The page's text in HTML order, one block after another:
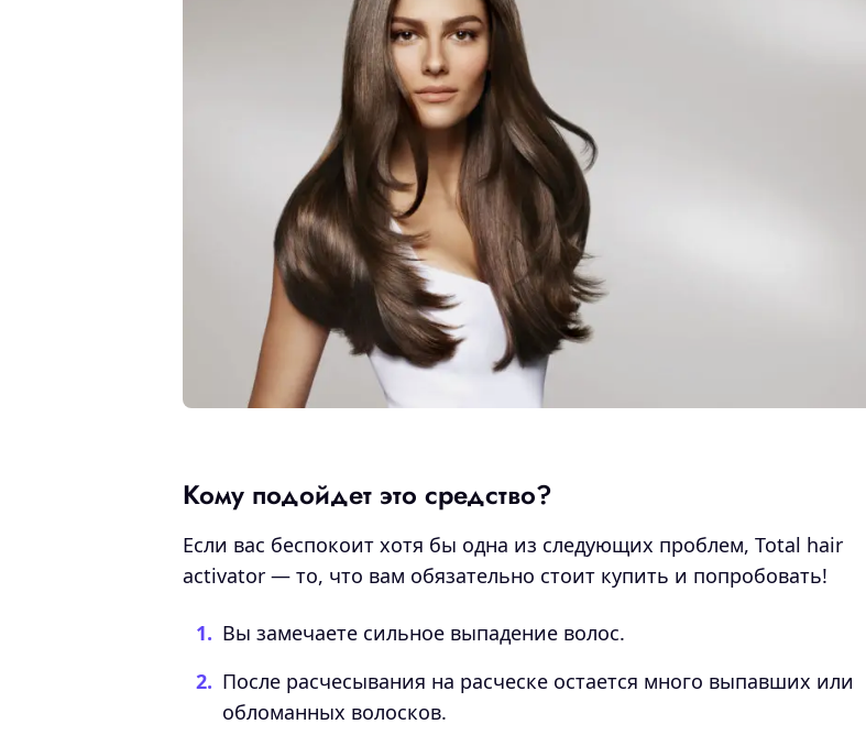
Кому подойдет это средство?
Если вас беспокоит хотя бы одна из следующих проблем, Total hair
activator — то, что вам обязательно стоит купить и попробовать!
Вы замечаете сильное выпадение волос.
После расчесывания на расческе остается много выпавших или
обломанных волосков.